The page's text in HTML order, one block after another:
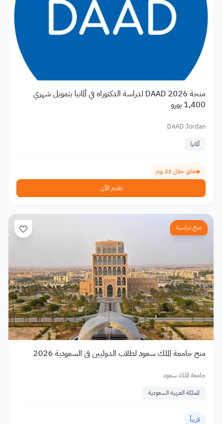
منحة DAAD 2026 لدراسة الدكتوراه في ألمانيا بتمويل شهري
1,400 يورو
DAAD Jordan
ألمانيا
تغلق خلال 23 يوم
تقدم الآن
منح دراسية
منح جامعة الملك سعود لطلاب الدوليين في السعودية 2026
جامعة الملك سعود
المملكة العربية السعودية
قريباً